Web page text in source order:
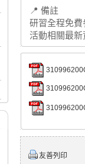
📍 備註
研習全程免費
活動相關最新
友善列印